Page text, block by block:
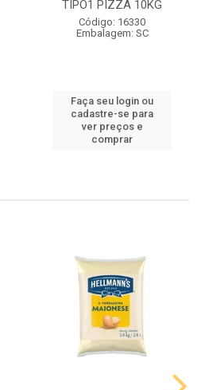
TIPO1 PIZZA 10KG
Código: 16330
Embalagem: SC
Faça seu login ou
cadastre-se para
ver preços e
comprar